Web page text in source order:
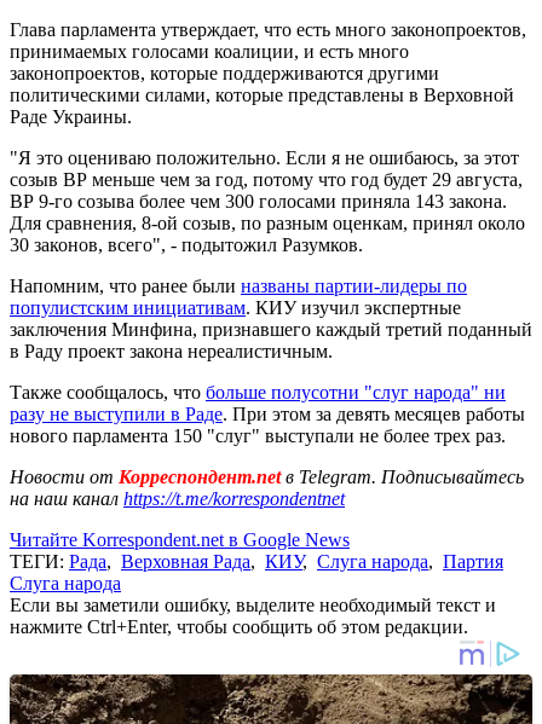
Глава парламента утверждает, что есть много законопроектов,
принимаемых голосами коалиции, и есть много
законопроектов, которые поддерживаются другими
политическими силами, которые представлены в Верховной
Раде Украины.
"Я это оцениваю положительно. Если я не ошибаюсь, за этот
созыв ВР меньше чем за год, потому что год будет 29 августа,
ВР 9-го созыва более чем 300 голосами приняла 143 закона.
Для сравнения, 8-ой созыв, по разным оценкам, принял около
30 законов, всего", - подытожил Разумков.
Напомним, что ранее были названы партии-лидеры по
популистским инициативам. КИУ изучил экспертные
заключения Минфина, признавшего каждый третий поданный
в Раду проект закона нереалистичным.
Также сообщалось, что больше полусотни "слуг народа" ни
разу не выступили в Раде. При этом за девять месяцев работы
нового парламента 150 "слуг" выступали не более трех раз.
Новости от Корреспондент.netв Telegram. Подписывайтесь
на наш канал https://t.me/korrespondentnet
Читайте Korrespondent.net в Google News
ТЕГИ: Рада, Верховная Рада, КИУ, Слуга народа, Партия
Слуга народа
Если вы заметили ошибку, выделите необходимый текст и
нажмите Ctrl+Enter, чтобы сообщить об этом редакции.